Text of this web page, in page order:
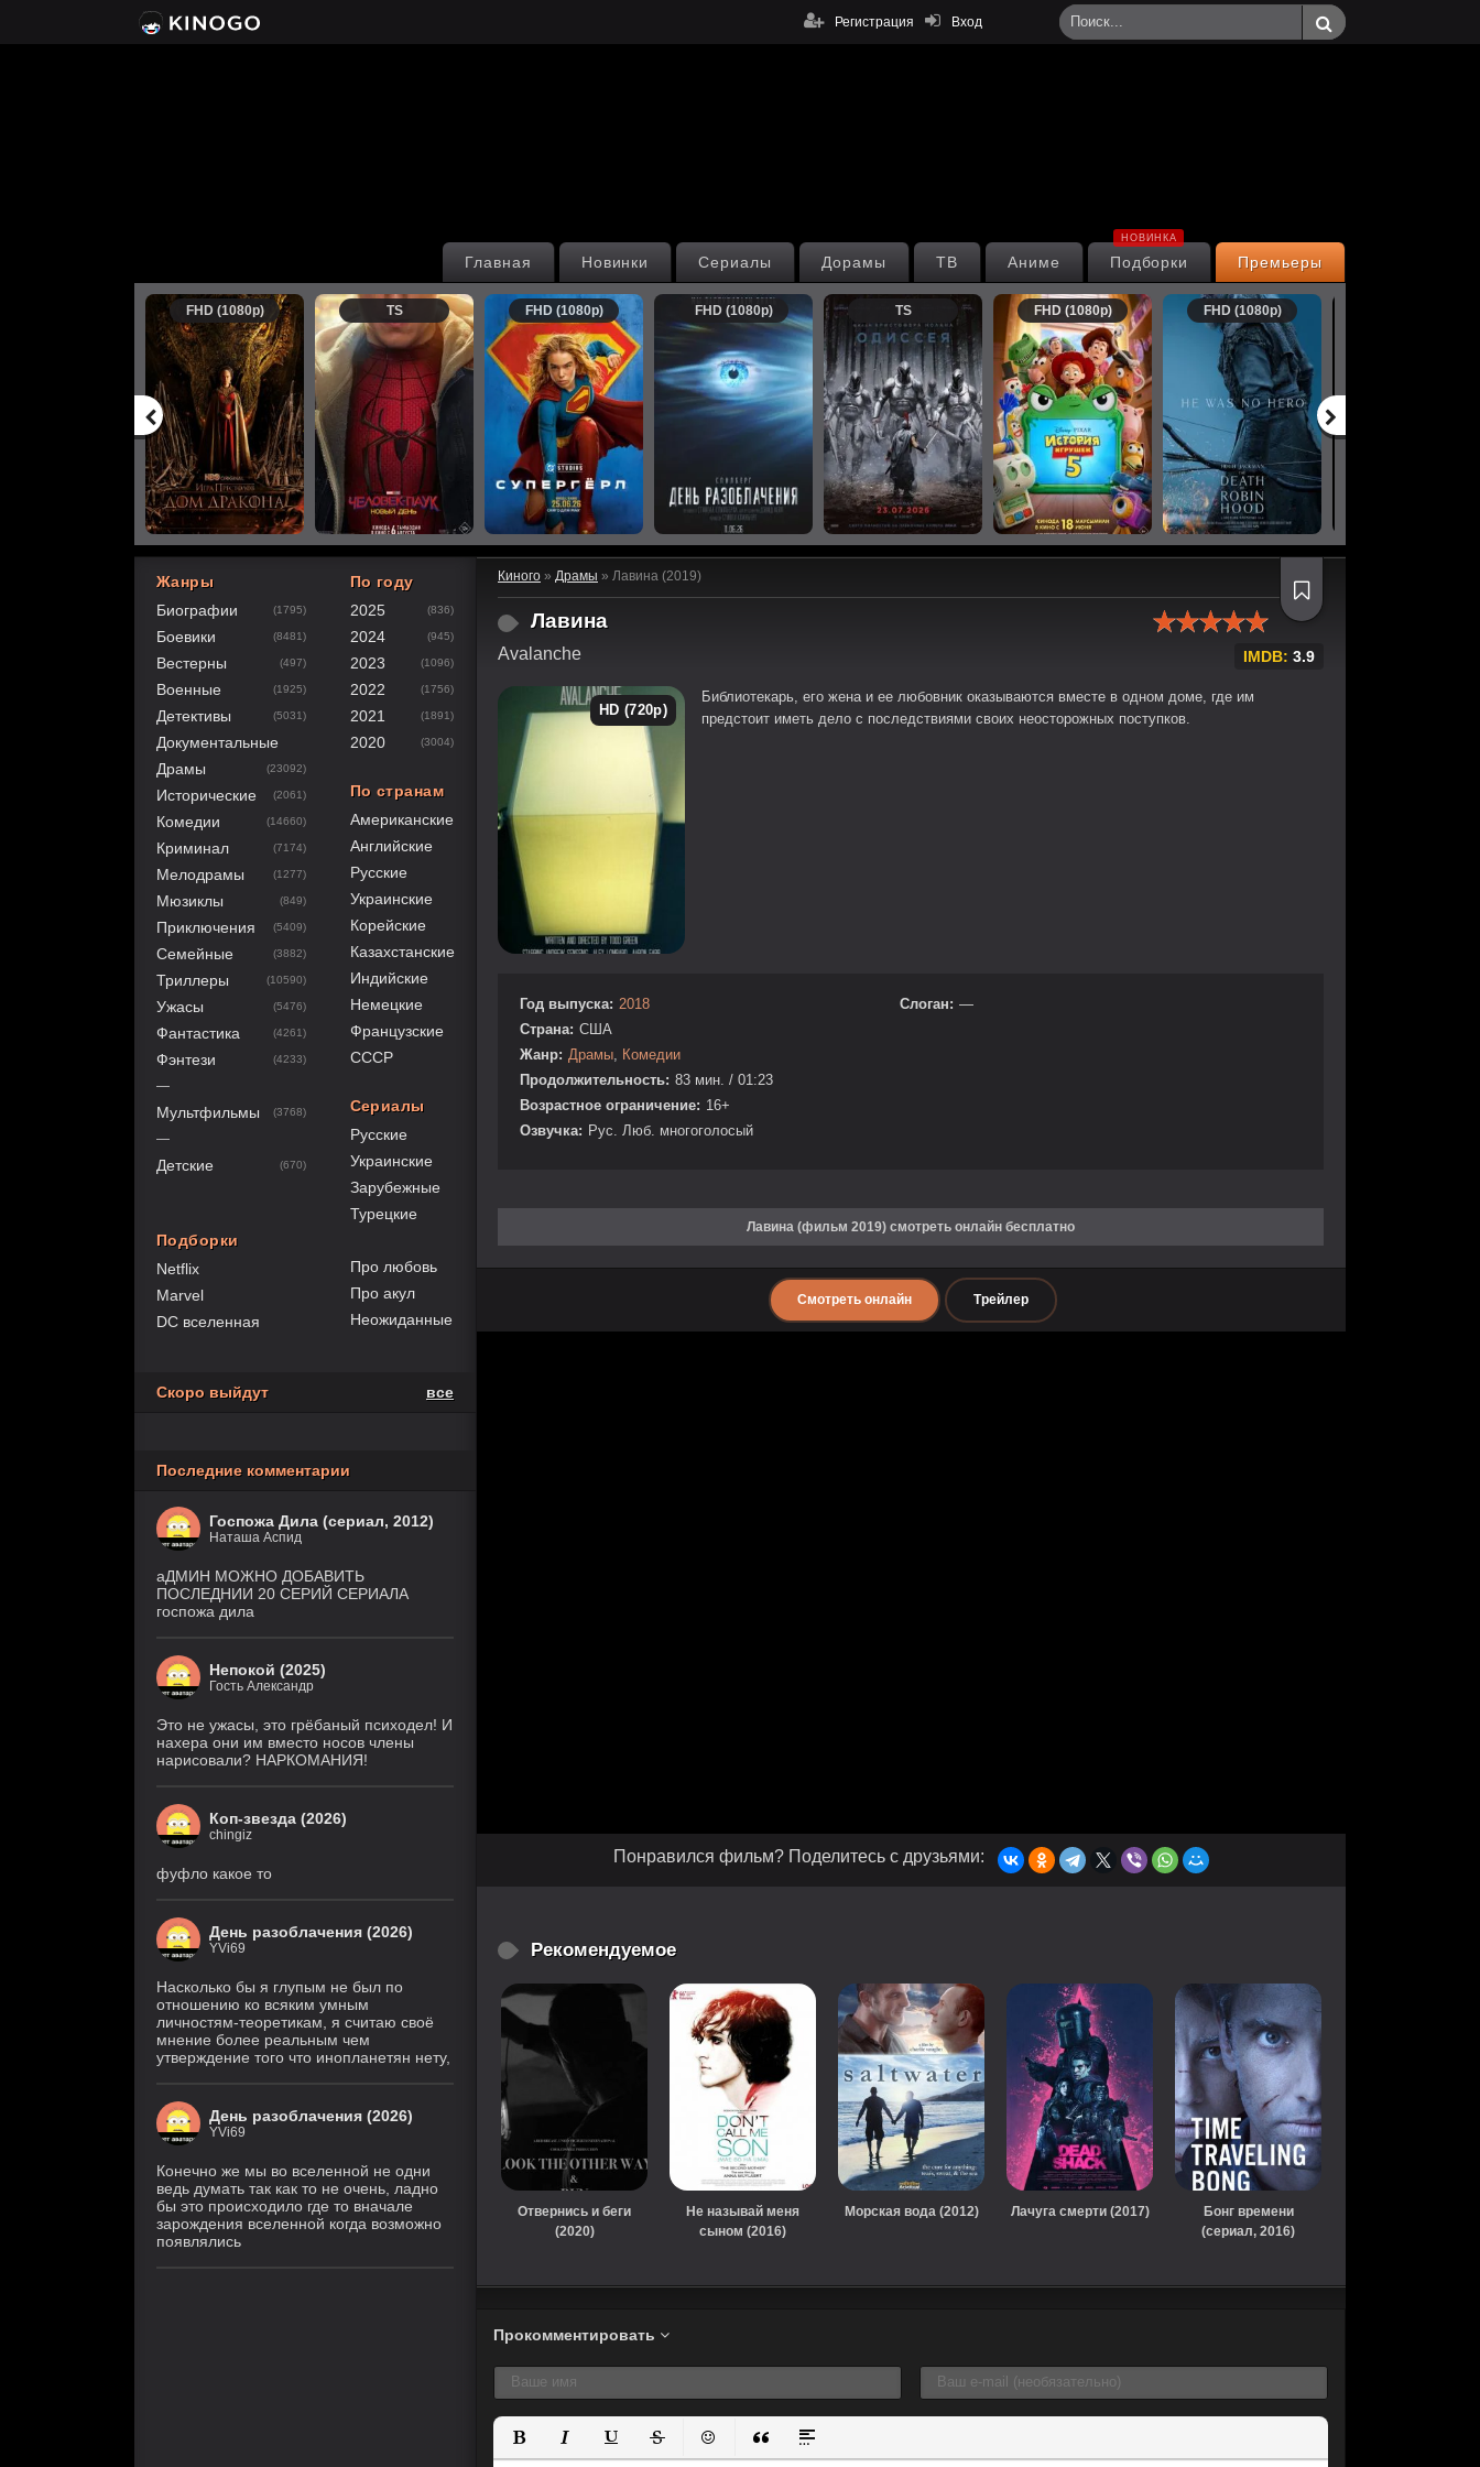
Вход
Регистрация
Премьеры
Подборки
НОВИНКА
Аниме
ТВ
Дорамы
Сериалы
Новинки
Главная
FHD (1080p) TS FHD (1080p) FHD (1080p) TS FHD (1080p) FHD (1080p)
Киного » Драмы » Лавина (2019)
Лавина
Avalanche
100
1 2 3 4
IMDB: 3.9
HD (720p)
Библиотекарь, его жена и ее любовник оказываются вместе в одном доме, где им
предстоит иметь дело с последствиями своих неосторожных поступков.
Год выпуска: 2018
Страна: США
Жанр: Драмы
Комедии
Продолжительность: 83 мин. / 01:23
Возрастное ограничение: 16+
Озвучка: Рус. Люб. многоголосый
Слоган: —
Лавина (фильм 2019) смотреть онлайн бесплатно
Смотреть онлайн Трейлер
Понравился фильм? Поделитесь с друзьями:
Рекомендуемое
Отвернись и беги
(2020)
Не называй меня
сыном (2016)
Морская вода (2012) Лачуга смерти (2017)
Бонг времени
(сериал, 2016)
Прокомментировать
Жанры
Биографии
(1795)
Боевики (8481)
Вестерны (497)
Военные (1925)
Детективы (5031)
Документальные
Драмы
(23092)
Исторические (2061)
Комедии (14660)
Криминал (7174)
Мелодрамы (1277)
Мюзиклы (849)
Приключения (5409)
Семейные (3882)
Триллеры (10590)
Ужасы (5476)
Фантастика (4261)
Фэнтези (4233)
—
Мультфильмы (3768)
—
Детские (670)
Подборки
Netflix
Marvel
DC вселенная
По году
2025
(836)
2024 (945)
2023 (1096)
2022 (1756)
2021 (1891)
2020 (3004)
По странам
Американские
Английские
Русские
Украинские
Корейские
Казахстанские
Индийские
Немецкие
Французские
СССР
Сериалы
Русские
Украинские
Зарубежные
Турецкие
Про любовь
Про акул
Неожиданные
Скоро выйдут все
Последние комментарии
Госпожа Дила (сериал, 2012)
Наташа Аспид
аДМИН МОЖНО ДОБАВИТЬ
ПОСЛЕДНИИ 20 СЕРИЙ СЕРИАЛА
госпожа дила
Непокой (2025)
Гость Александр
Это не ужасы, это грёбаный психодел! И
нахера они им вместо носов члены
нарисовали? НАРКОМАНИЯ!
Коп-звезда (2026)
chingiz
фуфло какое то
День разоблачения (2026)
YVi69
Насколько бы я глупым не был по
отношению ко всяким умным
личностям-теоретикам, я считаю своё
мнение более реальным чем
утверждение того что инопланетян нету,
День разоблачения (2026)
YVi69
Конечно же мы во вселенной не одни
ведь думать так как то не очень, ладно
бы это происходило где то вначале
зарождения вселенной когда возможно
появлялись